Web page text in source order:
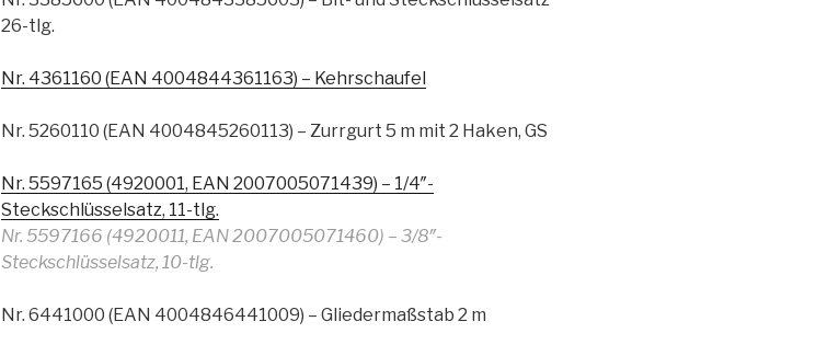
26-tlg.
Nr. 4361160 (EAN 4004844361163) – Kehrschaufel
Nr. 5260110 (EAN 4004845260113) – Zurrgurt 5 m mit 2 Haken, GS
Nr. 5597165 (4920001, EAN 2007005071439) – 1/4″-
Steckschlüsselsatz, 11-tlg.
Nr. 5597166 (4920011, EAN 2007005071460) – 3/8″-
Steckschlüsselsatz, 10-tlg.
Nr. 6441000 (EAN 4004846441009) – Gliedermaßstab 2 m